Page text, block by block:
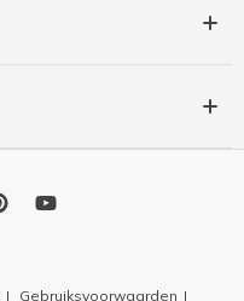
Gebruiksvoorwaarden